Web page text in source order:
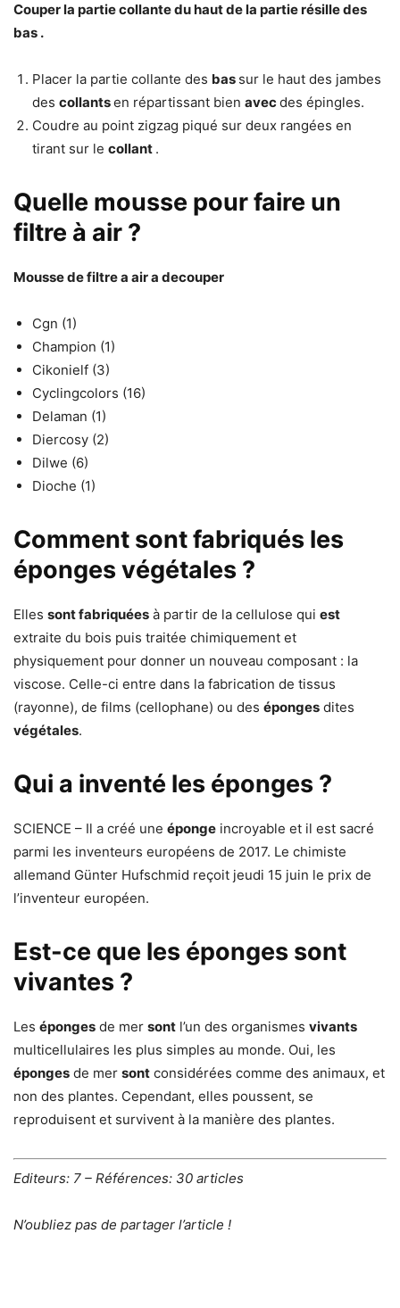
Couper la partie collante du haut de la partie résille des
bas .
Placer la partie collante des bas sur le haut des jambes
des collantsen répartissant bien avecdes épingles.
Coudre au point zigzag piqué sur deux rangées en
tirant sur le collant .
Quelle mousse pour faire un
filtre à air ?
Moussedefiltre a aira decouper
Cgn (1)
Champion (1)
Cikonielf (3)
Cyclingcolors (16)
Delaman (1)
Diercosy (2)
Dilwe (6)
Dioche (1)
Comment sont fabriqués les
éponges végétales ?
Elles sont fabriquées à partir de la cellulose qui est
extraite du bois puis traitée chimiquement et
physiquement pour donner un nouveau composant : la
viscose. Celle-ci entre dans la fabrication de tissus
(rayonne), de films (cellophane) ou des éponges dites
végétales.
Qui a inventé les éponges ?
SCIENCE – Il a créé une éponge incroyable et il est sacré
parmi les inventeurs européens de 2017. Le chimiste
allemand Günter Hufschmid reçoit jeudi 15 juin le prix de
l’inventeur européen.
Est-ce que les éponges sont
vivantes ?
Les éponges de mer sont l’un des organismes vivants
multicellulaires les plus simples au monde. Oui, les
éponges de mer sont considérées comme des animaux, et
non des plantes. Cependant, elles poussent, se
reproduisent et survivent à la manière des plantes.
Editeurs: 7 – Références: 30 articles
N’oubliez pas de partager l’article !